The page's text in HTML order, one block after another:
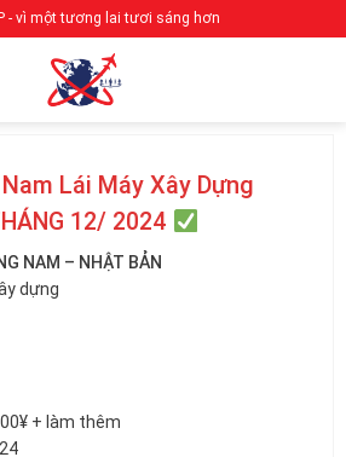
- vì một tương lai tươi sáng hơn
Lái Máy Xây Dựng
12/ 2024
NAM – NHẬT BẢN
dựng
+ làm thêm